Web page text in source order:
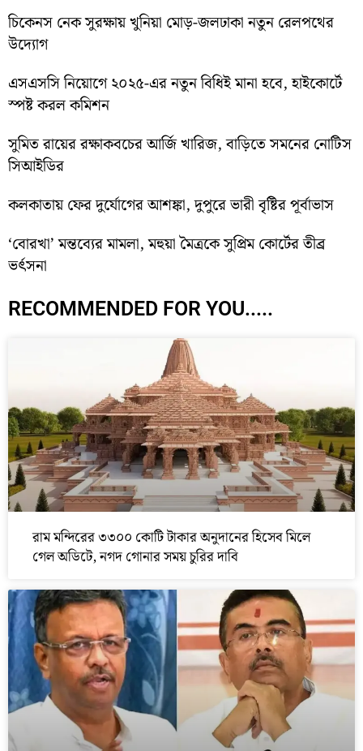
চিকেনস নেক সুরক্ষায় খুনিয়া মোড়-জলঢাকা নতুন রেলপথের
উদ্যোগ
এসএসসি নিয়োগে ২০২৫-এর নতুন বিধিই মানা হবে, হাইকোর্টে
স্পষ্ট করল কমিশন
সুমিত রায়ের রক্ষাকবচের আর্জি খারিজ, বাড়িতে সমনের নোটিস
সিআইডির
কলকাতায় ফের দুর্যোগের আশঙ্কা, দুপুরে ভারী বৃষ্টির পূর্বাভাস
‘বোরখা’ মন্তব্যের মামলা, মহুয়া মৈত্রকে সুপ্রিম কোর্টের তীব্র
ভর্ৎসনা
RECOMMENDED FOR YOU.....
রাম মন্দিরের ৩৩০০ কোটি টাকার অনুদানের হিসেব মিলে
গেল অডিটে, নগদ গোনার সময় চুরির দাবি